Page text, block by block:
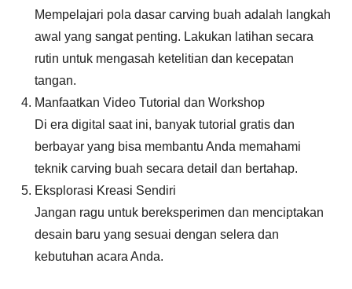
Mempelajari pola dasar carving buah adalah langkah
awal yang sangat penting. Lakukan latihan secara
rutin untuk mengasah ketelitian dan kecepatan
tangan.
Manfaatkan Video Tutorial dan Workshop
Di era digital saat ini, banyak tutorial gratis dan
berbayar yang bisa membantu Anda memahami
teknik carving buah secara detail dan bertahap.
Eksplorasi Kreasi Sendiri
Jangan ragu untuk bereksperimen dan menciptakan
desain baru yang sesuai dengan selera dan
kebutuhan acara Anda.